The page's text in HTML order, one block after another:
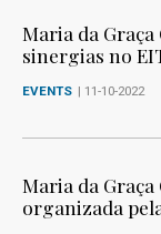
Maria da
sinergias no
EVENTS | 11-10-2022
Maria da
organizada